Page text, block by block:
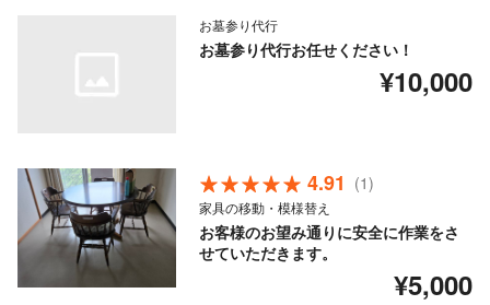
お墓参り代行
お墓参り代行お任せください！
¥10,000
4.91 (1)
家具の移動・模様替え
お客様のお望み通りに安全に作業をさ
せていただきます。
¥5,000